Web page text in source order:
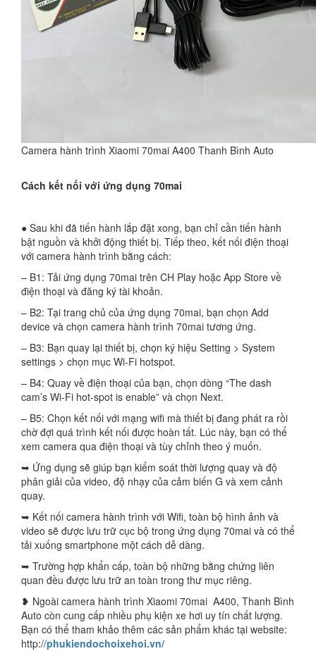
Camera hành trình Xiaomi 70mai A400 Thanh Bình Auto
Cách kết nối với ứng dụng 70mai
● Sau khi đã tiến hành lắp đặt xong, bạn chỉ cần tiến hành
bật nguồn và khởi động thiết bị. Tiếp theo, kết nối điện thoại
với camera hành trình bằng cách:
– B1: Tải ứng dụng 70mai trên CH Play hoặc App Store về
điện thoại và đăng ký tài khoản.
– B2: Tại trang chủ của ứng dụng 70mai, bạn chọn Add
device và chọn camera hành trình 70mai tương ứng.
– B3: Bạn quay lại thiết bị, chọn ký hiệu Setting > System
settings > chọn mục Wi-Fi hotspot.
– B4: Quay về điện thoại của bạn, chọn dòng “The dash
cam’s Wi-Fi hot-spot is enable” và chọn Next.
– B5: Chọn kết nối với mạng wifi mà thiết bị đang phát ra rồi
chờ đợi quá trình kết nối được hoàn tất. Lúc này, bạn có thể
xem camera qua điện thoại và tùy chỉnh theo ý muốn.
➥ Ứng dụng sẽ giúp bạn kiểm soát thời lượng quay và độ
phân giải của video, độ nhạy của cảm biến G và xem cảnh
quay.
➥ Kết nối camera hành trình với Wifi, toàn bộ hình ảnh và
video sẽ được lưu trữ cục bộ trong ứng dụng 70mai và có thể
tải xuống smartphone một cách dễ dàng.
➥ Trường hợp khẩn cấp, toàn bộ những bằng chứng liên
quan đều được lưu trữ an toàn trong thư mục riêng.
❥ Ngoài camera hành trình Xiaomi 70mai A400, Thanh Bình
Auto còn cung cấp nhiều phụ kiện xe hơi uy tín chất lượng.
Bạn có thể tham khảo thêm các sản phẩm khác tại website:
http://phukiendochoixehoi.vn/